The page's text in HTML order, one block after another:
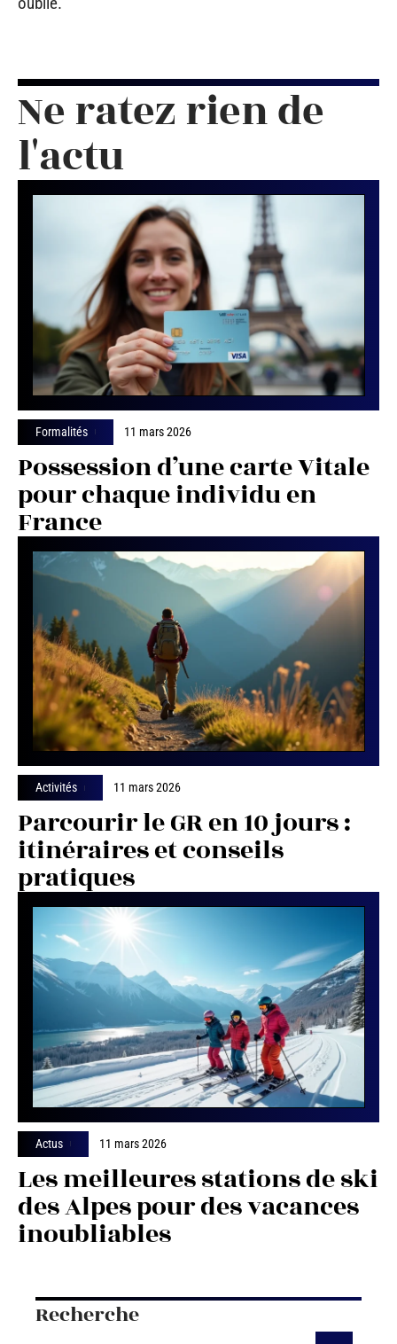
Ne ratez rien de
l'actu
Formalités 11 mars 2026
Possession d’une carte Vitale
pour chaque individu en
France
Activités 11 mars 2026
Parcourir le GR en 10 jours :
itinéraires et conseils
pratiques
Actus 11 mars 2026
Les meilleures stations de ski
des Alpes pour des vacances
inoubliables
Recherche